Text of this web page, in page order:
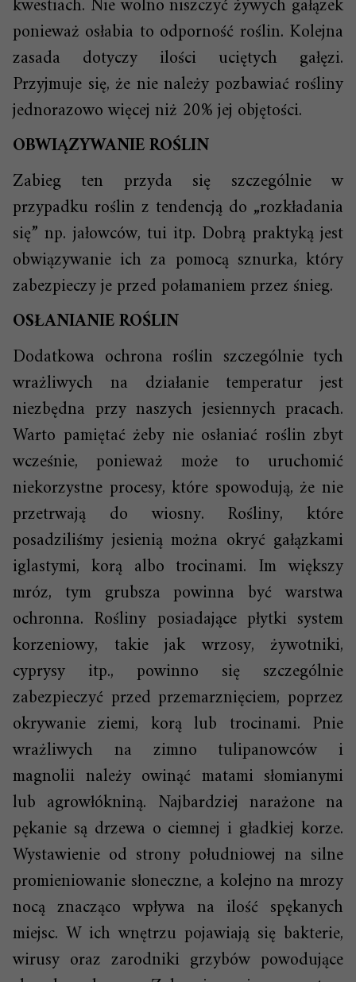
ponieważ osłabia to odporność roślin. Kolejna
zasada dotyczy ilości uciętych gałęzi.
Przyjmuje się, że nie należy pozbawiać rośliny
jednorazowo więcej niż 20% jej objętości.
OBWIĄZYWANIE ROŚLIN
Zabieg ten przyda się szczególnie w
przypadku roślin z tendencją do „rozkładania
się” np. jałowców, tui itp. Dobrą praktyką jest
obwiązywanie ich za pomocą sznurka, który
zabezpieczy je przed połamaniem przez śnieg.
OSŁANIANIE ROŚLIN
Dodatkowa ochrona roślin szczególnie tych
wrażliwych na działanie temperatur jest
niezbędna przy naszych jesiennych pracach.
Warto pamiętać żeby nie osłaniać roślin zbyt
wcześnie, ponieważ może to uruchomić
niekorzystne procesy, które spowodują, że nie
przetrwają do wiosny. Rośliny, które
posadziliśmy jesienią można okryć gałązkami
iglastymi, korą albo trocinami. Im większy
mróz, tym grubsza powinna być warstwa
ochronna. Rośliny posiadające płytki system
korzeniowy, takie jak wrzosy, żywotniki,
cyprysy itp., powinno się szczególnie
zabezpieczyć przed przemarznięciem, poprzez
okrywanie ziemi, korą lub trocinami. Pnie
wrażliwych na zimno tulipanowców i
magnolii należy owinąć matami słomianymi
lub agrowłókniną. Najbardziej narażone na
pękanie są drzewa o ciemnej i gładkiej korze.
Wystawienie od strony południowej na silne
promieniowanie słoneczne, a kolejno na mrozy
nocą znacząco wpływa na ilość spękanych
miejsc. W ich wnętrzu pojawiają się bakterie,
wirusy oraz zarodniki grzybów powodujące